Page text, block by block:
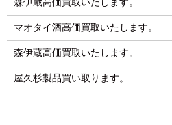
森伊蔵高価買取いたします。
マオタイ酒高価買取いたします。
森伊蔵高価買取いたします。
屋久杉製品買い取ります。